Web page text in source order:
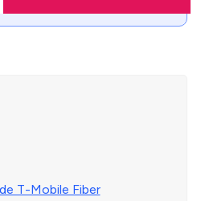
T-Mobile Fiber